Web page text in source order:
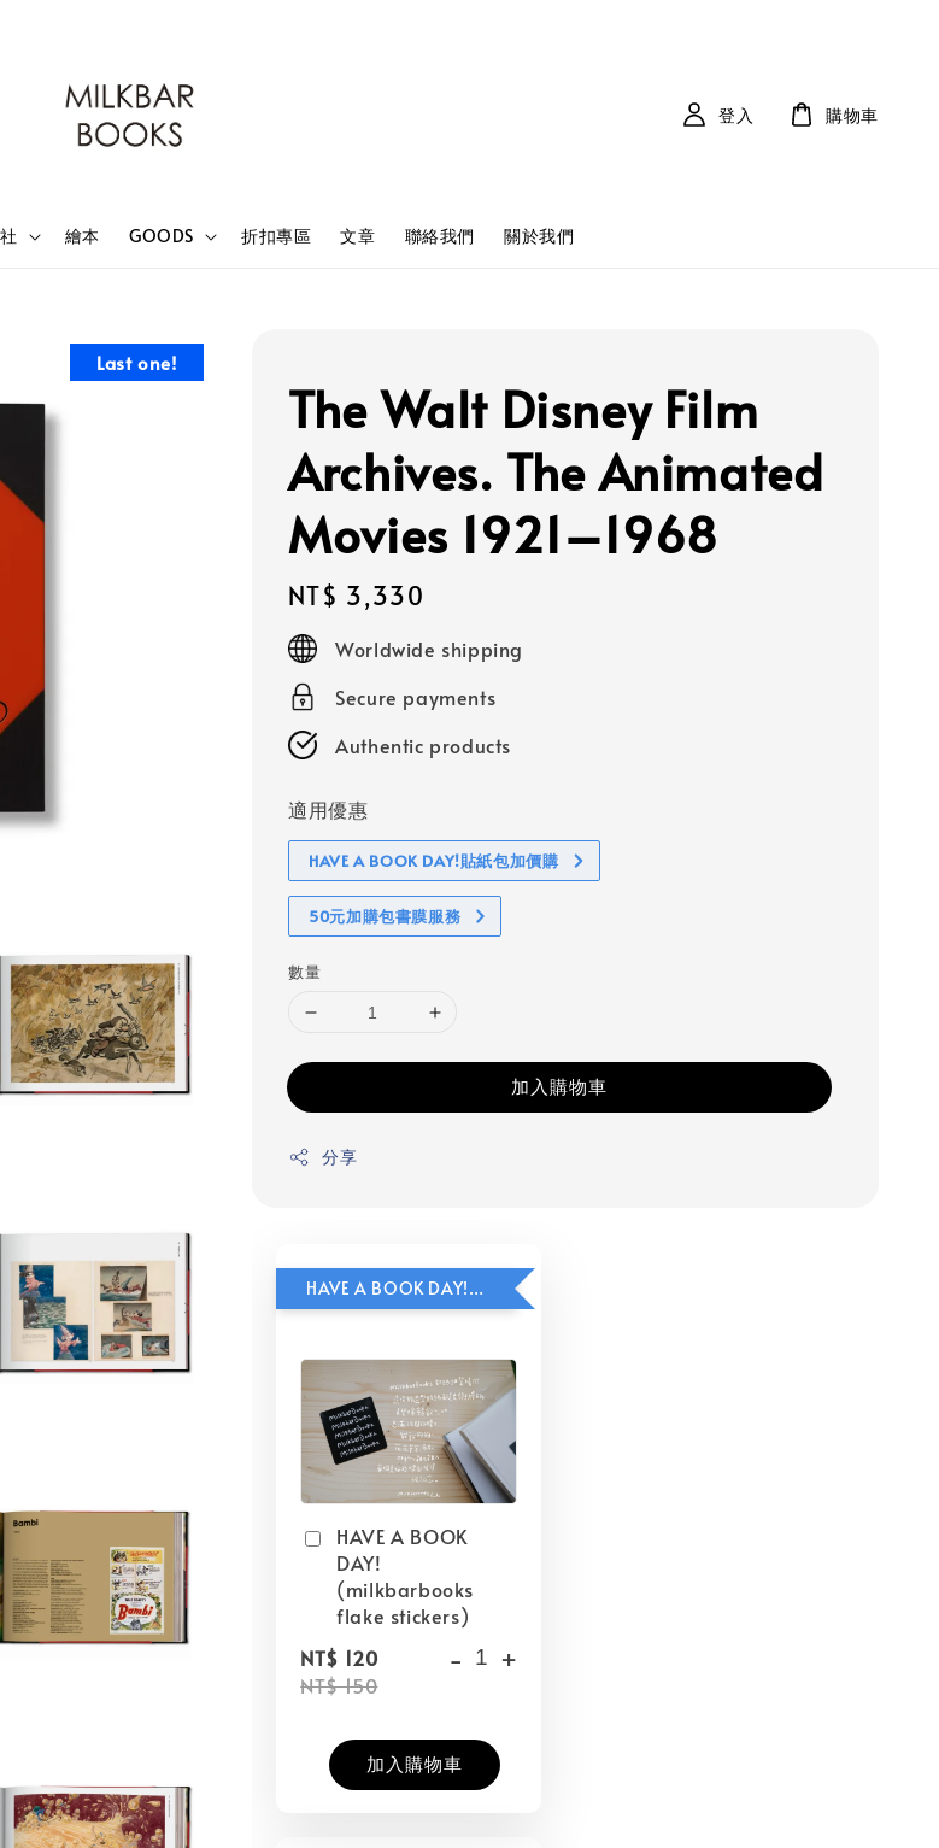
繪本 GOODS 折扣專區 文章 聯絡我們 關於我們
登入 購物車
Last one!
The Walt Disney Film
Archives. The Animated
Movies 1921–1968
Regular
price
NT$ 3,330
Worldwide shipping
Secure payments
Authentic products
適用優惠
HAVE A BOOK DAY!貼紙包加價購
50元加購包書膜服務
數量
加入購物車
分享
HAVE A BOOK DAY!貼紙包加價購
HAVE A BOOK
DAY!
(milkbarbooks
flake stickers)
NT$ 120
NT$ 150
- +
加入購物車